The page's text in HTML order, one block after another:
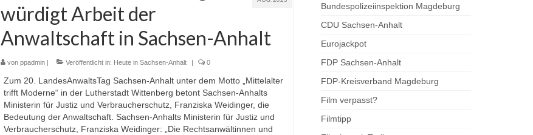
würdigt Arbeit der
Anwaltschaft in Sachsen-Anhalt
von ppadmin| Veröffentlicht in: Heute in Sachsen-Anhalt | 0
Zum 20. LandesAnwaltsTag Sachsen-Anhalt unter dem Motto „Mittelalter
trifft Moderne“ in der Lutherstadt Wittenberg betont Sachsen-Anhalts
Ministerin für Justiz und Verbraucherschutz, Franziska Weidinger, die
Bedeutung der Anwaltschaft. Sachsen-Anhalts Ministerin für Justiz und
Verbraucherschutz, Franziska Weidinger: „Die Rechtsanwältinnen und
Bundespolizeiinspektion Magdeburg
CDU Sachsen-Anhalt
Eurojackpot
FDP Sachsen-Anhalt
FDP-Kreisverband Magdeburg
Film verpasst?
Filmtipp